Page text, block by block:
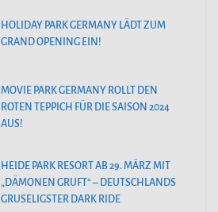
HOLIDAY PARK GERMANY LÄDT ZUM
GRAND OPENING EIN!
MOVIE PARK GERMANY ROLLT DEN
ROTEN TEPPICH FÜR DIE SAISON 2024
AUS!
HEIDE PARK RESORT AB 29. MÄRZ MIT
„DÄMONEN GRUFT“ – DEUTSCHLANDS
GRUSELIGSTER DARK RIDE